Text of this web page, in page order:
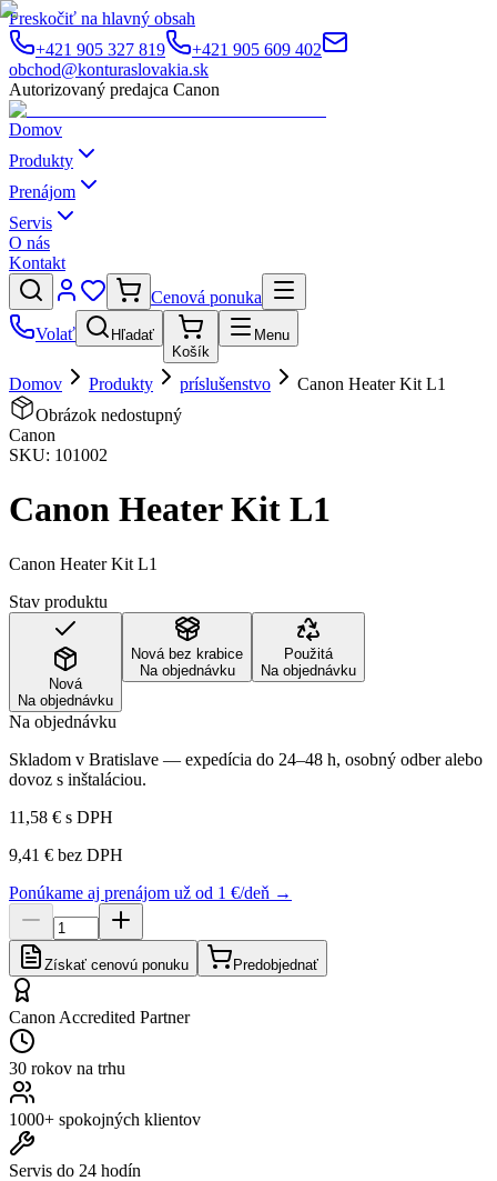
Preskočiť na hlavný obsah
+421 905 327 819
+421 905 609 402
obchod@konturaslovakia.sk
Autorizovaný predajca Canon
Domov
Produkty
Prenájom
Servis
O nás
Kontakt
Cenová ponuka
Volať
Hľadať
Košík
Menu
Domov Produkty príslušenstvo
Canon Heater Kit L1
Obrázok nedostupný
Canon
SKU: 101002
Canon Heater Kit L1
Canon Heater Kit L1
Stav produktu
Nová
Na objednávku
Nová bez krabice
Na objednávku
Použitá
Na objednávku
Na objednávku
Skladom v Bratislave — expedícia do 24–48 h, osobný odber alebo
dovoz s inštaláciou.
11,58 € s DPH
9,41 € bez DPH
Ponúkame aj prenájom už od 1 €/deň →
Získať cenovú ponuku Predobjednať
Canon Accredited Partner
30 rokov na trhu
1000+ spokojných klientov
Servis do 24 hodín